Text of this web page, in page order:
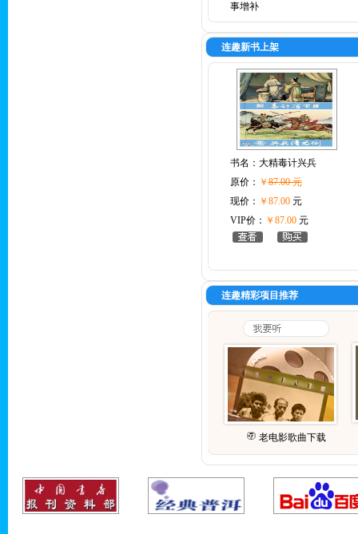
事增补
连趣新书上架
书名： 大精毒计兴兵
原价： ￥87.00 元
现价： ￥87.00元
VIP价： ￥87.00元
连趣精彩项目推荐
老电影歌曲下载